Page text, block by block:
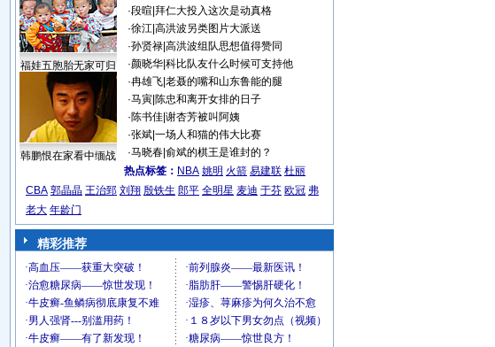
福娃五胞胎无家可归
韩鹏恨在家看中缅战
·段暄 拜仁大投入这次是动真格
·徐江| 高洪波另类图片大派送
·孙贤禄| 高洪波组队思想值得赞同
·颜晓华| 科比队友什么时候可支持他
·冉雄飞| 老聂的嘴和山东鲁能的腿
·马寅| 陈忠和离开女排的日子
·陈书佳| 谢杏芳被叫阿姨
·张斌| 一场人和猫的伟大比赛
·马晓春| 俞斌的棋王是谁封的？
热点标签： NBA 姚明 火箭 易建联 杜丽
CBA 郭晶晶 王治郅 刘翔 殷铁生 郎平 全明星 麦迪 于芬 欧冠 弗
老大 年龄门
精彩推荐